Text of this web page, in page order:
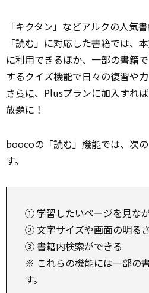
「キクタン」などアルクの人気
「読む」に対応した書籍では、
に利用できるほか、一部の書籍
するクイズ機能で日々の復習や力
さらに、Plusプランに加入すれ
放題に！
boocoの「読む」 機能では、次
す。
① 学習したいページを見な
② 文字サイズや画面の明る
③ 書籍内検索ができる
※ これらの機能には一部の
す。